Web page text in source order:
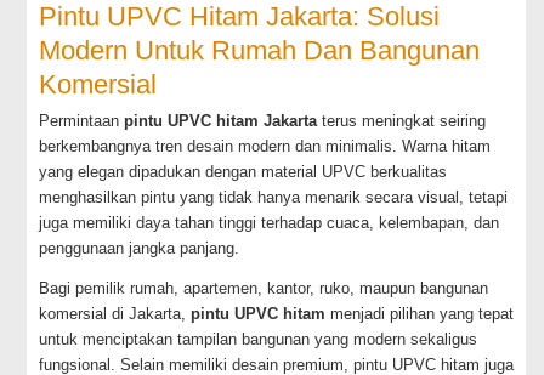
Pintu UPVC Hitam Jakarta: Solusi
Modern Untuk Rumah Dan Bangunan
Komersial
Permintaanpintu UPVC hitam Jakartaterus meningkat seiring
berkembangnya tren desain modern dan minimalis. Warna hitam
yang elegan dipadukan dengan material UPVC berkualitas
menghasilkan pintu yang tidak hanya menarik secara visual, tetapi
juga memiliki daya tahan tinggi terhadap cuaca, kelembapan, dan
penggunaan jangka panjang.
Bagi pemilik rumah, apartemen, kantor, ruko, maupun bangunan
komersial di Jakarta,pintu UPVC hitam menjadi pilihan yang tepat
untuk menciptakan tampilan bangunan yang modern sekaligus
fungsional. Selain memiliki desain premium, pintu UPVC hitam juga